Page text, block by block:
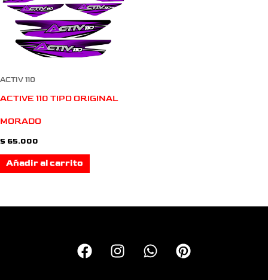
ACTIV 110
ACTIVE 110 TIPO ORIGINAL
MORADO
$ 65.000
Añadir al carrito